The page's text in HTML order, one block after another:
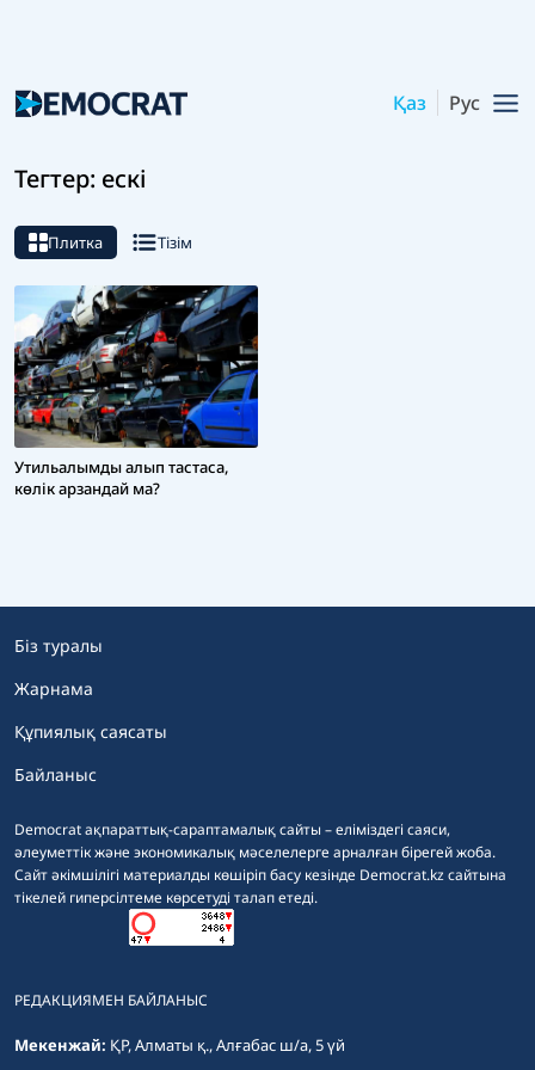
Қаз Рус
Тегтер: ескі
Плитка Тізім
Утильалымды алып тастаса,
көлік арзандай ма?
Democrat ақпараттық-сараптамалық сайты – еліміздегі саяси,
әлеуметтік және экономикалық мәселелерге арналған бірегей жоба.
Сайт әкімшілігі материалды көшіріп басу кезінде Democrat.kz сайтына
тікелей гиперсілтеме көрсетуді талап етеді.
Біз туралы
Жарнама
Құпиялық саясаты
Байланыс
РЕДАКЦИЯМЕН БАЙЛАНЫС
Мекенжай: ҚР, Алматы қ., Алғабас ш/а, 5 үй